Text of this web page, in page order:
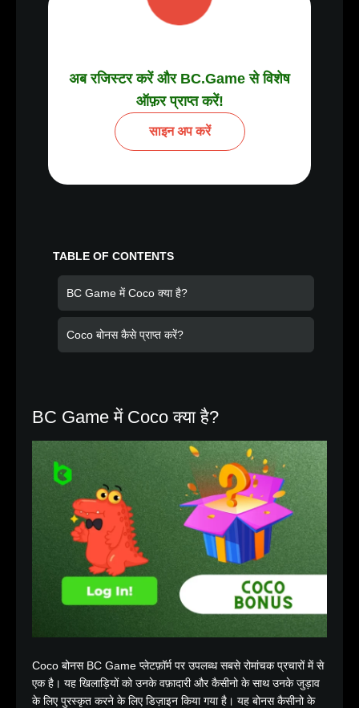
अब रजिस्टर करें और BC.Game से विशेष
ऑफ़र प्राप्त करें!
साइन अप करें
TABLE OF CONTENTS
BC Game में Coco क्या है?
Coco बोनस कैसे प्राप्त करें?
BC Game में Coco क्या है?
Coco बोनस BC Game प्लेटफ़ॉर्म पर उपलब्ध सबसे रोमांचक प्रचारों में से
एक है। यह खिलाड़ियों को उनके वफ़ादारी और कैसीनो के साथ उनके जुड़ाव
के लिए पुरस्कृत करने के लिए डिज़ाइन किया गया है। यह बोनस कैसीनो के